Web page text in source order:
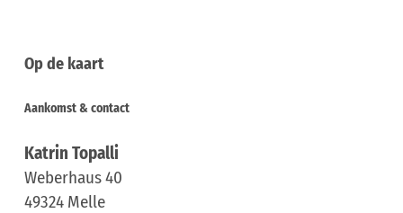
Op de kaart
Aankomst & contact
Katrin Topalli
Weberhaus 40
49324 Melle